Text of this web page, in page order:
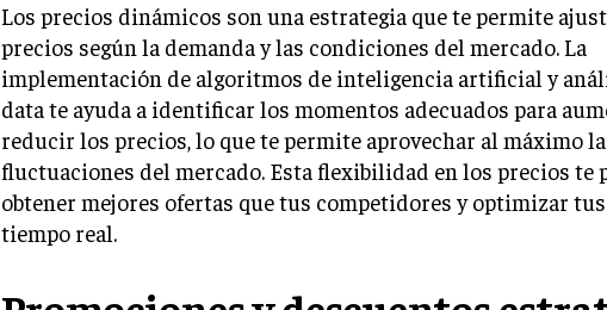
Los precios dinámicos son una estrategia que te permite
precios según la demanda y las condiciones del mercado. La
implementación de algoritmos de inteligencia artificial y
data te ayuda a identificar los momentos adecuados para
reducir los precios, lo que te permite aprovechar al máximo
fluctuaciones del mercado. Esta flexibilidad en los precios te
obtener mejores ofertas que tus competidores y optimizar
tiempo real.